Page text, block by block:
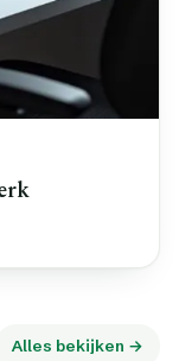
Alles bekijken →